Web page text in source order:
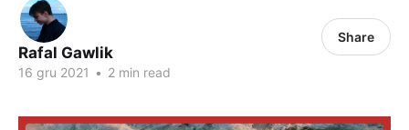
Rafal Gawlik
16 gru 2021 • 2 min read
Share